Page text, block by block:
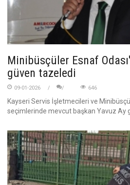
Minibüsçüler Esnaf
güven tazeledi
09-01-2026 646
Kayseri Servis İşletmecileri ve
seçimlerinde mevcut başkan Yavuz Ay